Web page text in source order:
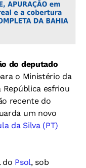
do deputado
o Ministério da
República esfriou
recente do
um novo
da Silva (PT)
do Psol, sob